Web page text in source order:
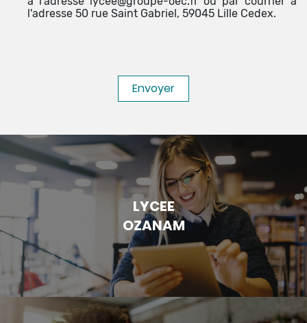
l'adresse 50 rue Saint Gabriel, 59045 Lille Cedex.
Envoyer
LYCEE
OZANAM